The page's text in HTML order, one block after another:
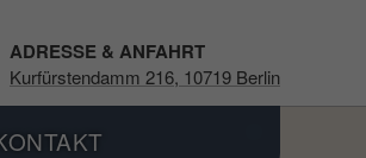
ADRESSE & ANFAHRT
Kurfürstendamm 216, 10719 Berlin